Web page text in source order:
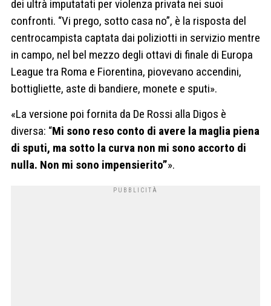
dei ultrà imputatati per violenza privata nei suoi
confronti. “Vi prego, sotto casa no”, è la risposta del
centrocampista captata dai poliziotti in servizio mentre
in campo, nel bel mezzo degli ottavi di finale di Europa
League tra Roma e Fiorentina, piovevano accendini,
bottigliette, aste di bandiere, monete e sputi».
«La versione poi fornita da De Rossi alla Digos è
diversa: “Mi sono reso conto di avere la maglia piena
di sputi, ma sotto la curva non mi sono accorto di
nulla. Non mi sono impensierito”».